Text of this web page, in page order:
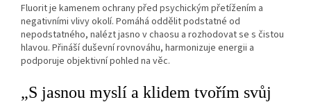
Fluorit je kamenem ochrany před psychickým přetížením a
negativními vlivy okolí. Pomáhá oddělit podstatné od
nepodstatného, nalézt jasno v chaosu a rozhodovat se s čistou
hlavou. Přináší duševní rovnováhu, harmonizuje energii a
podporuje objektivní pohled na věc.
„S jasnou myslí a klidem tvořím svůj